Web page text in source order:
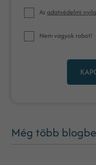
Azadatvédelmi
Nem vagyok robot!
Még több